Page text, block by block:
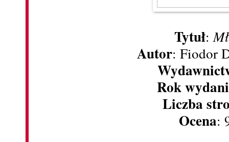
Tytuł:
Autor: Fiodor
Rok
Liczba
Ocena: